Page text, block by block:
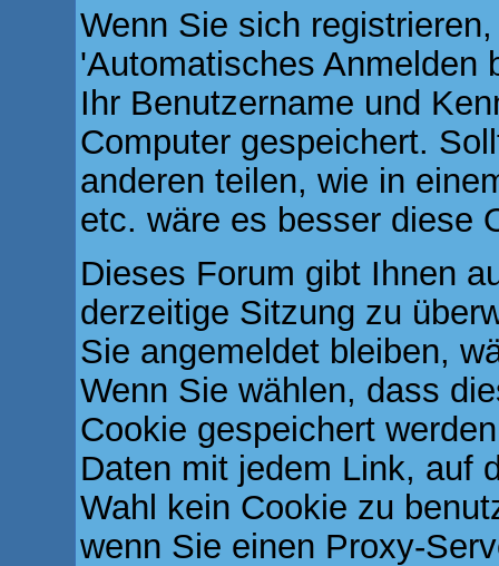
Wenn Sie sich
'Automatisches Anmelden
Ihr Benutzername und
Computer gespeichert.
anderen teilen, wie in
etc. wäre es besser diese
Dieses Forum gibt Ihnen
derzeitige Sitzung zu
Sie angemeldet bleiben,
Wenn Sie wählen, dass
Cookie gespeichert
Daten mit jedem Link, auf
Wahl kein Cookie zu
wenn Sie einen Proxy-